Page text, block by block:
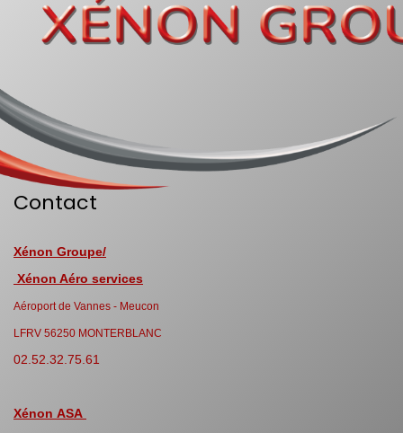
Contact
Xénon Groupe/
Xénon Aéro services
Aéroport de Vannes - Meucon
LFRV 56250 MONTERBLANC
02.52.32.75.61
Xénon ASA